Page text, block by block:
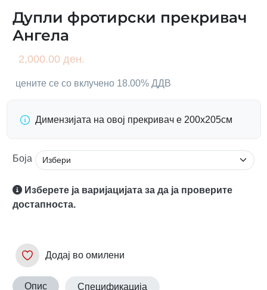
Дупли фротирски прекривач
Ангела
2,000.00 ден.
цените се со вклучено 18.00% ДДВ
Димензијата на овој прекривач е 200х205см
Боја
Изберете ја варијацијата за да ја проверите
достапноста.
Додај во омилени
Опис Спецификација